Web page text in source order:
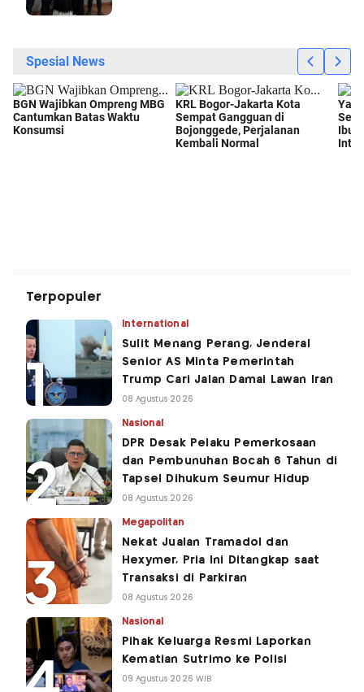
Terpopuler
International
Sulit Menang Perang, Jenderal
Senior AS Minta Pemerintah
Trump Cari Jalan Damai Lawan Iran
08 Agustus 2026
Nasional
DPR Desak Pelaku Pemerkosaan
dan Pembunuhan Bocah 6 Tahun di
Tapsel Dihukum Seumur Hidup
08 Agustus 2026
Megapolitan
Nekat Jualan Tramadol dan
Hexymer, Pria Ini Ditangkap saat
Transaksi di Parkiran
08 Agustus 2026
Nasional
Pihak Keluarga Resmi Laporkan
Kematian Sutrimo ke Polisi
09 Agustus 2026 WIB